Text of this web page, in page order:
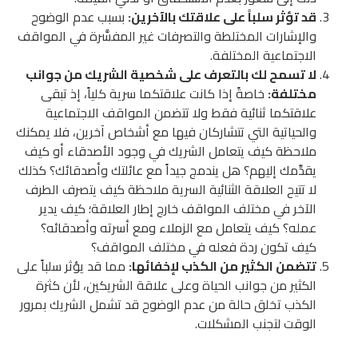
قد تؤثر سلباً على علاقتك بالآخرين: بسبب عدم الوضوح
والإشارات المختلطة والتصرفات غير المفسَّرة في المواقف
الاجتماعية المختلفة.
لا تسمح لك بالتعرف على شخصية الشريك من جوانب
مختلفة: خاصةً إذا كانت علاقتكما سرية كلياً، إذ تبقى
علاقتكما ثنائية فقط ولا تتضمن المواقف الاجتماعية
والحياتية التي تتشاركان فيها مع أشخاص آخرين، فلا يمكنك
ملاحظة كيف يتعامل الشريك في وجود الأصدقاء أو كيف
يقدِّمك إليهم؟ هل يندمج جيداً مع عائلتك وأصدقائك؟ كذلك
لا تتيح العلاقة الثنائية السرية ملاحظة كيف يتصرف الطرف
الآخر في مختلف المواقف خارج إطار العلاقة؛ كيف يدير
عمله؟ كيف يتعامل مع الزملاء ومع أسرته وأصدقائه؟
كيف تكون ردة فعله في مختلف المواقف؟
تتضمن الكثير من الكذب لإخفائها: مما قد يؤثر سلباً على
الكثير من جوانب الحياة وعلى علاقة الشريكين، لأن كثرة
الكذب تخلق حالة من عدم الوضوح قد تشمل الشريك بمرور
الوقت لتجنب المشكلات.